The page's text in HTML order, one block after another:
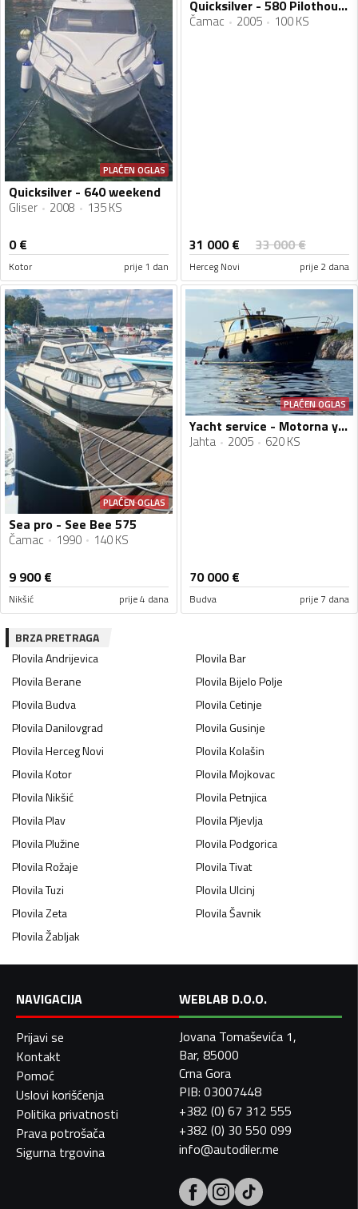
PLAĆEN OGLAS
Quicksilver - 640 weekend
Gliser 2008 135 KS
0€
Kotor prije 1 dan
Quicksilver - 580 Pilothouse
Čamac 2005 100 KS
31 000€ 33 000€
Herceg Novi prije 2 dana
PLAĆEN OGLAS
Sea pro - See Bee 575
Čamac 1990 140 KS
9 900€
Nikšić prije 4 dana
PLAĆEN OGLAS
Yacht service - Motorna yahta Marco Polo 12
Jahta 2005 620 KS
70 000€
Budva prije 7 dana
BRZA PRETRAGA
PlovilaAndrijevica PlovilaBar
PlovilaBerane PlovilaBijelo Polje
PlovilaBudva PlovilaCetinje
PlovilaDanilovgrad PlovilaGusinje
PlovilaHerceg Novi PlovilaKolašin
PlovilaKotor PlovilaMojkovac
PlovilaNikšić PlovilaPetnjica
PlovilaPlav PlovilaPljevlja
PlovilaPlužine PlovilaPodgorica
PlovilaRožaje PlovilaTivat
PlovilaTuzi PlovilaUlcinj
PlovilaZeta PlovilaŠavnik
PlovilaŽabljak
NAVIGACIJA
Prijavi se
Kontakt
Pomoć
Uslovi korišćenja
Politika privatnosti
Prava potrošača
Sigurna trgovina
WEBLAB D.O.O.
Jovana Tomaševića 1,
Bar, 85000
Crna Gora
PIB: 03007448
+382 (0) 67 312 555
+382 (0) 30 550 099
info@autodiler.me